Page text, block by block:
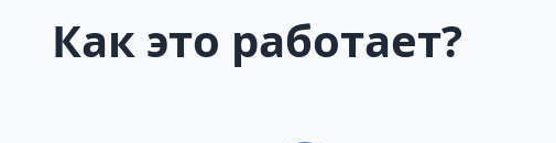
Как это работает?